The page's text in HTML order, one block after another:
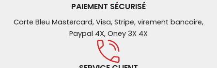
PAIEMENT SÉCURISÉ
Carte Bleu Mastercard, Visa, Stripe, virement bancaire,
Paypal 4X, Oney 3X 4X